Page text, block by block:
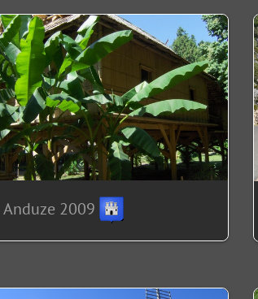
Anduze 2009